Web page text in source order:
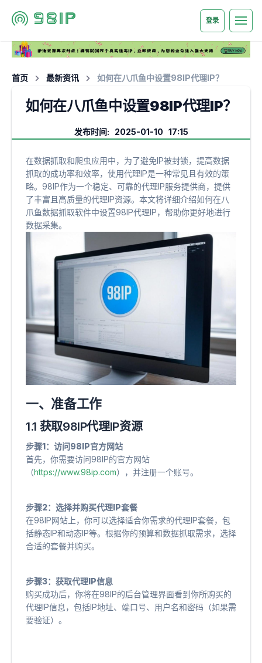
登录
首页 最新资讯 如何在八爪鱼中设置98IP代理IP？
如何在八爪鱼中设置98IP代理IP？
发布时间: 2025-01-10 17:15
在数据抓取和爬虫应用中，为了避免IP被封锁，提高数据
抓取的成功率和效率，使用代理IP是一种常见且有效的策
略。98IP作为一个稳定、可靠的代理IP服务提供商，提供
了丰富且高质量的代理IP资源。本文将详细介绍如何在八
爪鱼数据抓取软件中设置98IP代理IP，帮助你更好地进行
数据采集。
一、准备工作
1.1 获取98IP代理IP资源
步骤1：访问98IP官方网站
首先，你需要访问98IP的官方网站
（https://www.98ip.com），并注册一个账号。
步骤2：选择并购买代理IP套餐
在98IP网站上，你可以选择适合你需求的代理IP套餐，包
括静态IP和动态IP等。根据你的预算和数据抓取需求，选择
合适的套餐并购买。
步骤3：获取代理IP信息
购买成功后，你将在98IP的后台管理界面看到你所购买的
代理IP信息，包括IP地址、端口号、用户名和密码（如果需
要验证）。